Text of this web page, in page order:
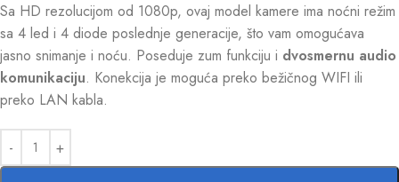
Sa HD rezolucijom od 1080p, ovaj model kamere ima noćni režim
sa 4 led i 4 diode poslednje generacije, što vam omogućava
jasno snimanje i noću. Poseduje zum funkciju i dvosmernu audio
komunikaciju. Konekcija je moguća preko bežičnog WIFI ili
preko LAN kabla.